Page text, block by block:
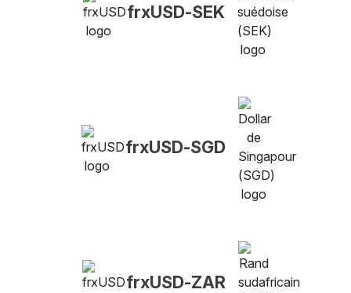
frxUSD-SEK
frxUSD-SGD
frxUSD-ZAR